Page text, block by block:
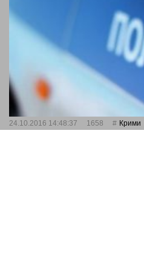
24.10.2016 14:48:37 1658 Крими